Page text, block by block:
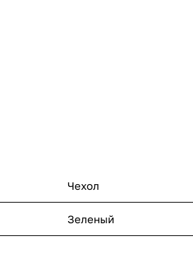
Чехол
Зеленый